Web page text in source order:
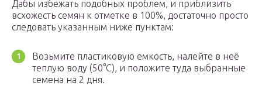
Дабы избежать подобных проблем, и приблизить
всхожесть семян к отметке в 100%, достаточно просто
следовать указанным ниже пунктам:
Возьмите пластиковую емкость, налейте в неё
теплую воду (50°C), и положите туда выбранные
семена на 2 дня.